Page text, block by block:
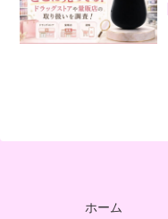
ホーム